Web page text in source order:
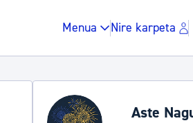
Menua Nire karpeta
Aste Nagusia 2026: egitaraua